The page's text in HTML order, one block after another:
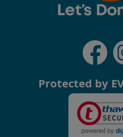
Protected by